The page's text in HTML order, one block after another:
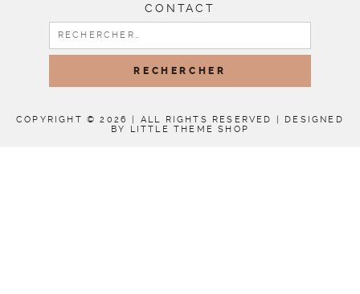
CONTACT
RECHERCHER :
COPYRIGHT © 2026 | ALL RIGHTS RESERVED | DESIGNED
BY LITTLE THEME SHOP